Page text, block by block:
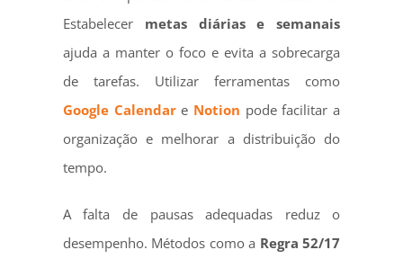
Estabelecer metas diárias e semanais
ajuda a manter o foco e evita a sobrecarga
de tarefas. Utilizar ferramentas como
Google Calendare Notion pode facilitar a
organização e melhorar a distribuição do
tempo.
A falta de pausas adequadas reduz o
desempenho. Métodos como a Regra 52/17